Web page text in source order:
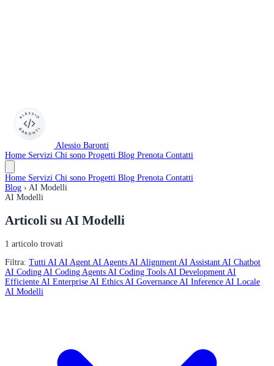
Alessio Baronti
Home Servizi Chi sono Progetti Blog Prenota Contatti
Home Servizi Chi sono Progetti Blog Prenota Contatti
Blog › AI Modelli
AI Modelli
Articoli su AI Modelli
1 articolo trovati
Filtra: Tutti AI AI Agent AI Agents AI Alignment AI Assistant AI Chatbot
AI Coding AI Coding Agents AI Coding Tools AI Development AI
Efficiente AI Enterprise AI Ethics AI Governance AI Inference AI Locale
AI Modelli